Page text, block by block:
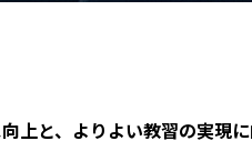
上と、よりよい教習の実現